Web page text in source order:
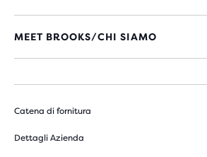
MEET BROOKS/CHI SIAMO
Catena di fornitura
Dettagli Azienda